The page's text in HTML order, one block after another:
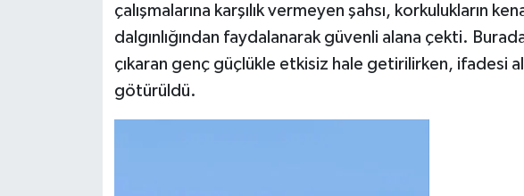
çalışmalarına karşılık vermeyen şahsı, korkulukların
dalgınlığından faydalanarak güvenli alana çekti.
çıkaran genç güçlükle etkisiz hale getirilirken, ifadesi
götürüldü.